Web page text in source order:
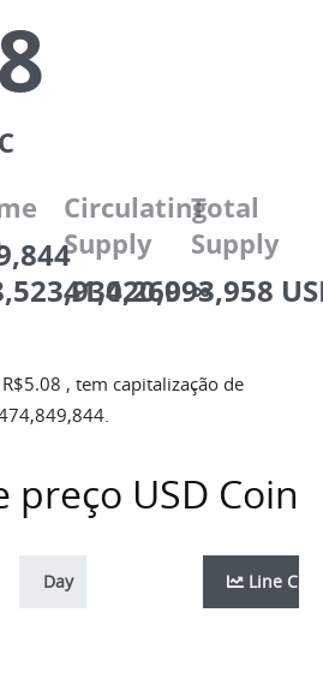
Circulating
Supply
41,420,993,958
Total
Supply
∞
R$5.08 , tem capitalização de
.
preço USD Coin
Day Month
Line